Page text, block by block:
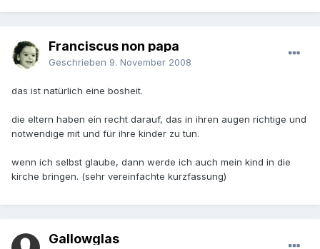
Franciscus non papa
Geschrieben 9. November 2008
das ist natürlich eine bosheit.
die eltern haben ein recht darauf, das in ihren augen richtige und
notwendige mit und für ihre kinder zu tun.
wenn ich selbst glaube, dann werde ich auch mein kind in die
kirche bringen. (sehr vereinfachte kurzfassung)
Gallowglas